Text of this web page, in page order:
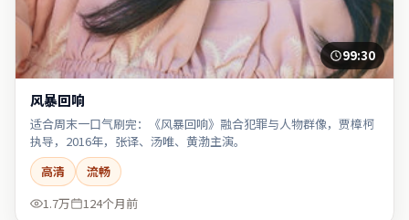
99:30
风暴回响
适合周末一口气刷完：《风暴回响》融合犯罪与人物群像，贾樟柯
执导，2016年，张译、汤唯、黄渤主演。
高清
流畅
1.7万
124个月前